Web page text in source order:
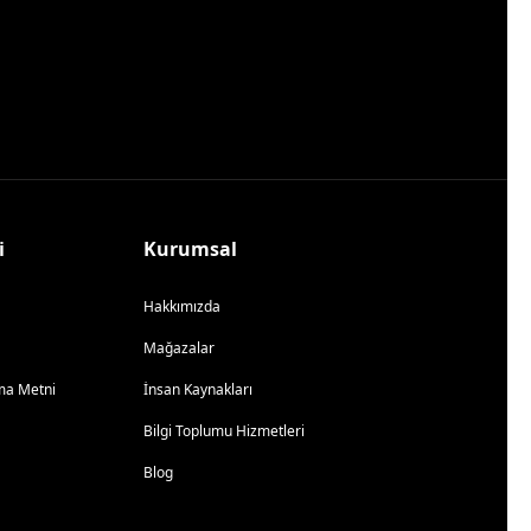
Metni
Kurumsal
Hakkımızda
Mağazalar
İnsan Kaynakları
Bilgi Toplumu Hizmetleri
Blog